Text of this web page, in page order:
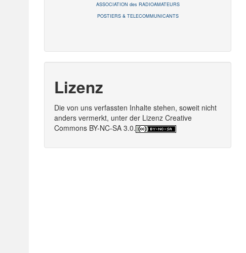
ASSOCIATION des RADIOAMATEURS
POSTIERS & TELECOMMUNICANTS
Lizenz
Die von uns verfassten Inhalte stehen, soweit nicht
anders vermerkt, unter der Lizenz Creative
Commons BY-NC-SA 3.0.